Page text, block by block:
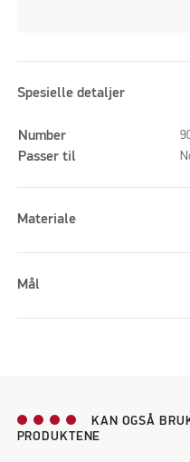
Spesielle detaljer
Number
Passer til
Materiale
Mål
KAN OGSÅ
PRODUKTENE